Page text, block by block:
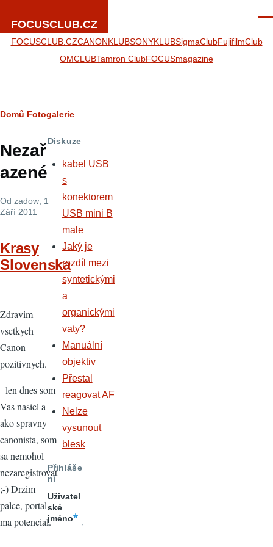
FOCUSCLUB.CZ
FOCUSCLUB.CZCANONKLUBSONYKLUBSigmaClubFujifilmClub
OMCLUBTamron ClubFOCUSmagazine
Drobečková
navigace
Domů Fotogalerie
Nezař
azené
Od zadow , 1
Září 2011
Krasy
Slovenska
Zdravim
vsetkych
Canon
pozitivnych.
len dnes som
Vas nasiel a
ako spravny
canonista, som
sa nemohol
nezaregistrovat
;-) Drzim
palce, portal
ma potencial.
Diskuze
kabel USB
s
konektorem
USB mini B
male
Jaký je
rozdíl mezi
syntetickými
a
organickými
vaty?
Manuální
objektiv
Přestal
reagovat AF
Nelze
vysunout
blesk
Přihláše
ní
Uživatel
ské
jméno